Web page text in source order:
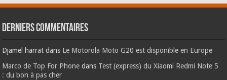
Derniers commentaires
Djamel harrat dans Le Motorola Moto G20 est disponible en Europe
Marco de Top For Phone dans Test (express) du Xiaomi Redmi Note 5
: du bon à pas cher